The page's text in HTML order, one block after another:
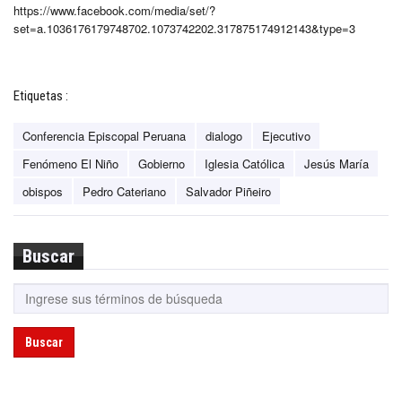
https://www.facebook.com/media/set/?
set=a.1036176179748702.1073742202.317875174912143&type=3
Etiquetas :
Conferencia Episcopal Peruana dialogo
Ejecutivo
Fenómeno El Niño
Gobierno Iglesia Católica
Jesús María
obispos
Pedro Cateriano Salvador Piñeiro
Buscar
Buscar